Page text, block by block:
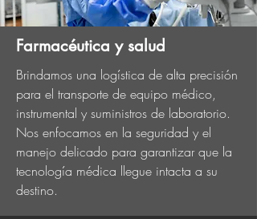
Farmacéutica y salud
Brindamos una logística de alta precisión
para el transporte de equipo médico,
instrumental y suministros de laboratorio.
Nos enfocamos en la seguridad y el
manejo delicado para garantizar que la
tecnología médica llegue intacta a su
destino.